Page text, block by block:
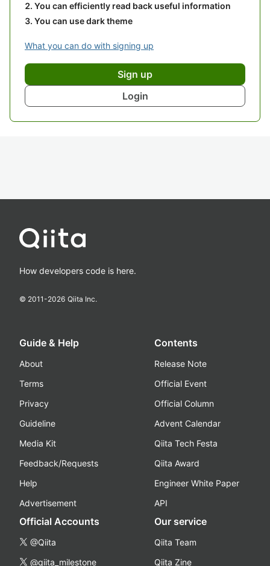
You can efficiently read back useful information
You can use dark theme
What you can do with signing up
Sign up
Login
How developers code is here.
© 2011-2026 Qiita Inc.
Guide & Help
About
Terms
Privacy
Guideline
Media Kit
Feedback/Requests
Help
Advertisement
Contents
Release Note
Official Event
Official Column
Advent Calendar
Qiita Tech Festa
Qiita Award
Engineer White Paper
API
Official Accounts
@Qiita
@qiita_milestone
Our service
Qiita Team
Qiita Zine